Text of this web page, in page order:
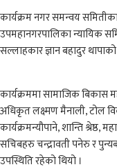
कार्यक्रम नगर समन्वय
उपमहानगरपालिका न्यायिक
सल्लाहकार ज्ञान बहादुर
कार्यक्रममा सामाजिक बिकास
अधिकृत लक्ष्मण मैनाली, टोल
कार्यक्रमन्यौपाने, शान्ति श्रेष्ठ,
सचिबहरु चन्द्रावती पनेरु र
उपस्थिति रहेको थियो ।